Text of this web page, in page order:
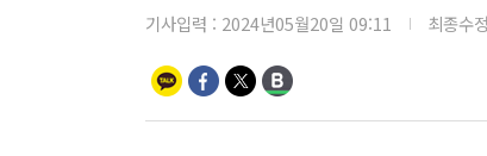
기사입력 : 2024년05월20일 09:11 최종수